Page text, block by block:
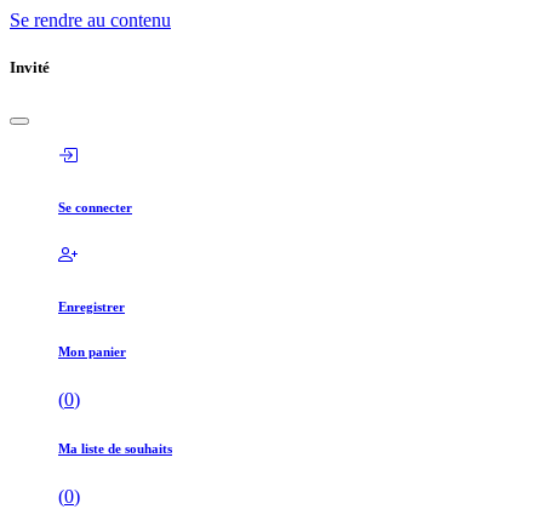
Se rendre au contenu
Invité
Se connecter
Enregistrer
Mon panier
(0)
Ma liste de souhaits
(0)